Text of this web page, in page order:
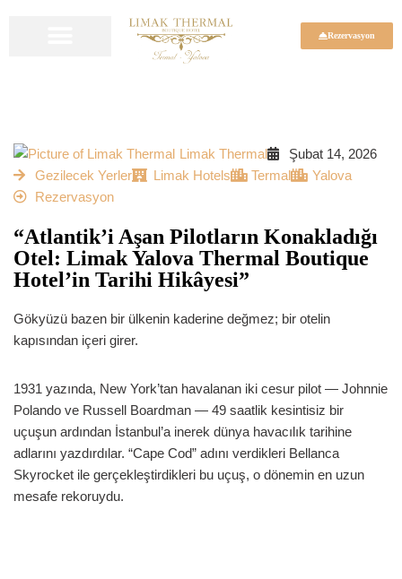
Rezervasyon
Limak Thermal
Şubat 14, 2026
Gezilecek Yerler
Limak Hotels Termal
Yalova
Rezervasyon
“Atlantik’i Aşan Pilotların Konakladığı
Otel: Limak Yalova Thermal Boutique
Hotel’in Tarihi Hikâyesi”
Gökyüzü bazen bir ülkenin kaderine değmez; bir otelin
kapısından içeri girer.
1931 yazında, New York’tan havalanan iki cesur pilot — Johnnie
Polando ve Russell Boardman — 49 saatlik kesintisiz bir
uçuşun ardından İstanbul’a inerek dünya havacılık tarihine
adlarını yazdırdılar. “Cape Cod” adını verdikleri Bellanca
Skyrocket ile gerçekleştirdikleri bu uçuş, o dönemin en uzun
mesafe rekoruydu.